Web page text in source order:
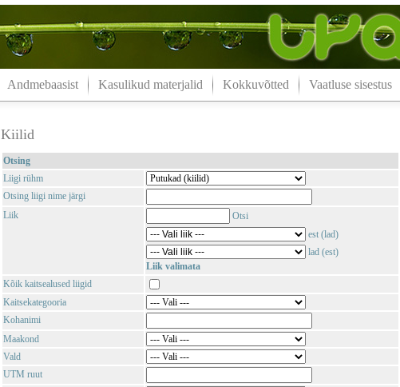
Andmebaasist Kasulikud materjalid Kokkuvõtted Vaatluse sisestus
Kiilid
Otsing
Liigi rühm
Otsing liigi nime järgi
Liik
Otsi
est (lad)
lad (est)
Liik valimata
Kõik kaitsealused liigid
Kaitsekategooria
Kohanimi
Maakond
Vald
UTM ruut